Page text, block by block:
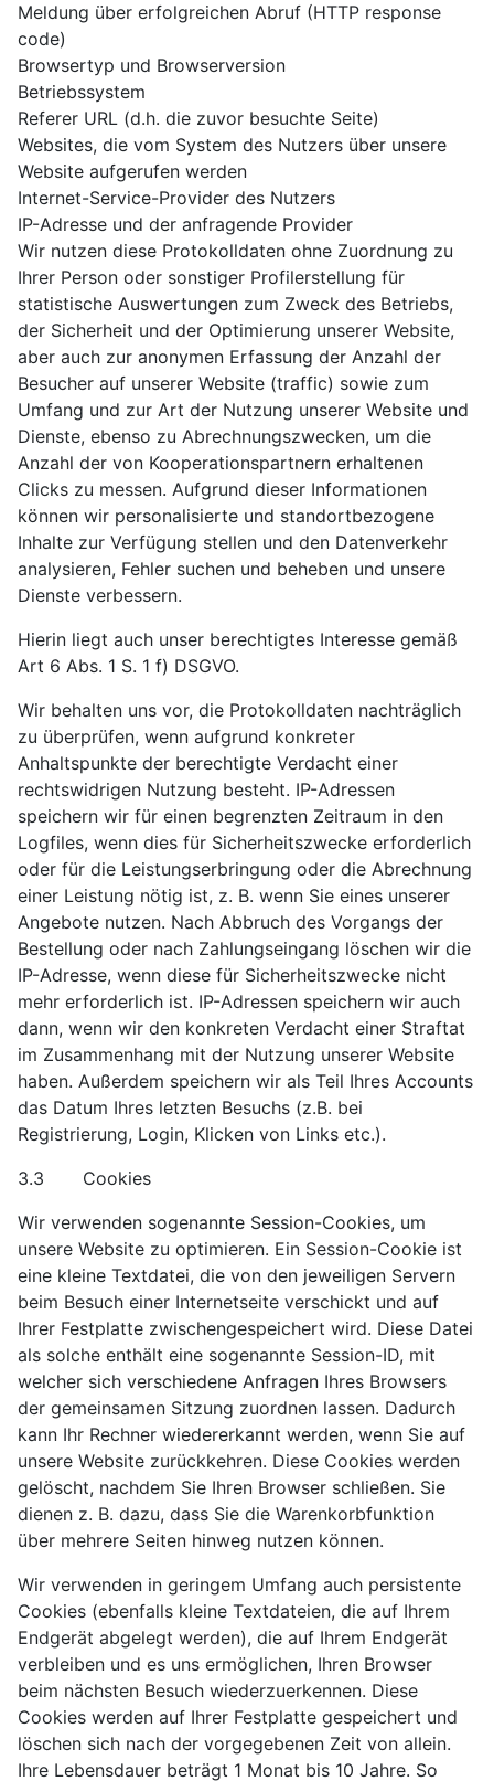
Meldung über erfolgreichen Abruf (HTTP response
code)
Browsertyp und Browserversion
Betriebssystem
Referer URL (d.h. die zuvor besuchte Seite)
Websites, die vom System des Nutzers über unsere
Website aufgerufen werden
Internet-Service-Provider des Nutzers
IP-Adresse und der anfragende Provider
Wir nutzen diese Protokolldaten ohne Zuordnung zu
Ihrer Person oder sonstiger Profilerstellung für
statistische Auswertungen zum Zweck des Betriebs,
der Sicherheit und der Optimierung unserer Website,
aber auch zur anonymen Erfassung der Anzahl der
Besucher auf unserer Website (traffic) sowie zum
Umfang und zur Art der Nutzung unserer Website und
Dienste, ebenso zu Abrechnungszwecken, um die
Anzahl der von Kooperationspartnern erhaltenen
Clicks zu messen. Aufgrund dieser Informationen
können wir personalisierte und standortbezogene
Inhalte zur Verfügung stellen und den Datenverkehr
analysieren, Fehler suchen und beheben und unsere
Dienste verbessern.
Hierin liegt auch unser berechtigtes Interesse gemäß
Art 6 Abs. 1 S. 1 f) DSGVO.
Wir behalten uns vor, die Protokolldaten nachträglich
zu überprüfen, wenn aufgrund konkreter
Anhaltspunkte der berechtigte Verdacht einer
rechtswidrigen Nutzung besteht. IP-Adressen
speichern wir für einen begrenzten Zeitraum in den
Logfiles, wenn dies für Sicherheitszwecke erforderlich
oder für die Leistungserbringung oder die Abrechnung
einer Leistung nötig ist, z. B. wenn Sie eines unserer
Angebote nutzen. Nach Abbruch des Vorgangs der
Bestellung oder nach Zahlungseingang löschen wir die
IP-Adresse, wenn diese für Sicherheitszwecke nicht
mehr erforderlich ist. IP-Adressen speichern wir auch
dann, wenn wir den konkreten Verdacht einer Straftat
im Zusammenhang mit der Nutzung unserer Website
haben. Außerdem speichern wir als Teil Ihres Accounts
das Datum Ihres letzten Besuchs (z.B. bei
Registrierung, Login, Klicken von Links etc.).
3.3 Cookies
Wir verwenden sogenannte Session-Cookies, um
unsere Website zu optimieren. Ein Session-Cookie ist
eine kleine Textdatei, die von den jeweiligen Servern
beim Besuch einer Internetseite verschickt und auf
Ihrer Festplatte zwischengespeichert wird. Diese Datei
als solche enthält eine sogenannte Session-ID, mit
welcher sich verschiedene Anfragen Ihres Browsers
der gemeinsamen Sitzung zuordnen lassen. Dadurch
kann Ihr Rechner wiedererkannt werden, wenn Sie auf
unsere Website zurückkehren. Diese Cookies werden
gelöscht, nachdem Sie Ihren Browser schließen. Sie
dienen z. B. dazu, dass Sie die Warenkorbfunktion
über mehrere Seiten hinweg nutzen können.
Wir verwenden in geringem Umfang auch persistente
Cookies (ebenfalls kleine Textdateien, die auf Ihrem
Endgerät abgelegt werden), die auf Ihrem Endgerät
verbleiben und es uns ermöglichen, Ihren Browser
beim nächsten Besuch wiederzuerkennen. Diese
Cookies werden auf Ihrer Festplatte gespeichert und
löschen sich nach der vorgegebenen Zeit von allein.
Ihre Lebensdauer beträgt 1 Monat bis 10 Jahre. So